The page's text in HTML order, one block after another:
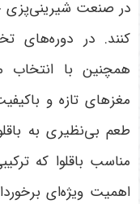
در صنعت شیرینی‌پزی
کنند. در دوره‌های
همچنین با انتخاب
مغزهای تازه و
طعم بی‌نظیری به
مناسب باقلوا که
اهمیت ویژه‌ای